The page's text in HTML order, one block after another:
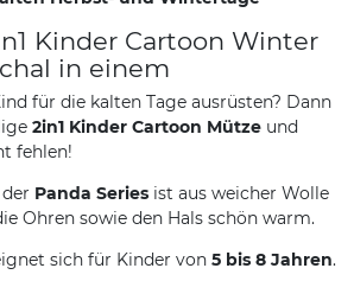
Kinder Cartoon Winter
in einem
für die kalten Tage ausrüsten? Dann
2in1 Kinder Cartoon Mütze und
fehlen!
Panda Series ist aus weicher Wolle
Ohren sowie den Hals schön warm.
sich für Kinder von 5 bis 8 Jahren.